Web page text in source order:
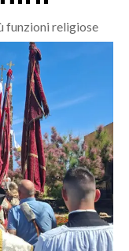
funzioni religiose